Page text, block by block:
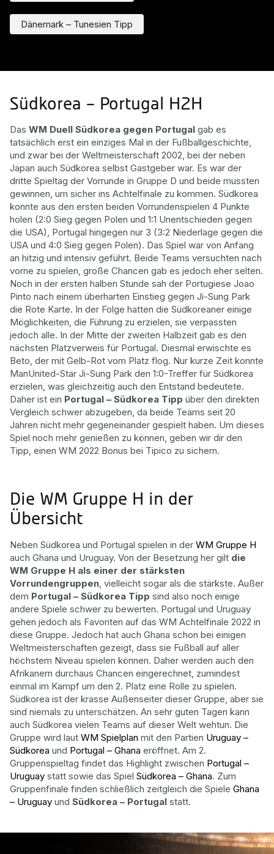
Dänemark – Tunesien Tipp
Südkorea – Portugal H2H
Das WM Duell Südkorea gegen Portugal gab es
tatsächlich erst ein einziges Mal in der Fußballgeschichte,
und zwar bei der Weltmeisterschaft 2002, bei der neben
Japan auch Südkorea selbst Gastgeber war. Es war der
dritte Spieltag der Vorrunde in Gruppe D und beide mussten
gewinnen, um sicher ins Achtelfinale zu kommen. Südkorea
konnte aus den ersten beiden Vorrundenspielen 4 Punkte
holen (2:0 Sieg gegen Polen und 1:1 Unentschieden gegen
die USA), Portugal hingegen nur 3 (3:2 Niederlage gegen die
USA und 4:0 Sieg gegen Polen). Das Spiel war von Anfang
an hitzig und intensiv geführt. Beide Teams versuchten nach
vorne zu spielen, große Chancen gab es jedoch eher selten.
Noch in der ersten halben Stunde sah der Portugiese Joao
Pinto nach einem überharten Einstieg gegen Ji-Sung Park
die Rote Karte. In der Folge hatten die Südkoreaner einige
Möglichkeiten, die Führung zu erzielen, sie verpassten
jedoch alle. In der Mitte der zweiten Halbzeit gab es den
nächsten Platzverweis für Portugal. Diesmal erwischte es
Beto, der mit Gelb-Rot vom Platz flog. Nur kurze Zeit konnte
ManUnited-Star Ji-Sung Park den 1:0-Treffer für Südkorea
erzielen, was gleichzeitig auch den Entstand bedeutete.
Daher ist ein Portugal – Südkorea Tipp über den direkten
Vergleich schwer abzugeben, da beide Teams seit 20
Jahren nicht mehr gegeneinander gespielt haben. Um dieses
Spiel noch mehr genießen zu können, geben wir dir den
Tipp, einen WM 2022 Bonus bei Tipico zu sichern.
Die WM Gruppe H in der
Übersicht
Neben Südkorea und Portugal spielen in der WM Gruppe H
auch Ghana und Uruguay. Von der Besetzung her gilt die
WM Gruppe H als einer der stärksten
Vorrundengruppen , vielleicht sogar als die stärkste. Außer
dem Portugal – Südkorea Tipp sind also noch einige
andere Spiele schwer zu bewerten. Portugal und Uruguay
gehen jedoch als Favoriten auf das WM Achtelfinale 2022 in
diese Gruppe. Jedoch hat auch Ghana schon bei einigen
Weltmeisterschaften gezeigt, dass sie Fußball auf aller
höchstem Niveau spielen können. Daher werden auch den
Afrikanern durchaus Chancen eingerechnet, zumindest
einmal im Kampf um den 2. Platz eine Rolle zu spielen.
Südkorea ist der krasse Außenseiter dieser Gruppe, aber sie
sind niemals zu unterschätzen. An sehr guten Tagen kann
auch Südkorea vielen Teams auf dieser Welt wehtun. Die
Gruppe wird laut WM Spielplan mit den Partien Uruguay –
Südkorea und Portugal – Ghana eröffnet. Am 2.
Gruppenspieltag findet das Highlight zwischen Portugal –
Uruguay statt sowie das Spiel Südkorea – Ghana. Zum
Gruppenfinale finden schließlich zeitgleich die Spiele Ghana
– Uruguay und Südkorea – Portugal statt.